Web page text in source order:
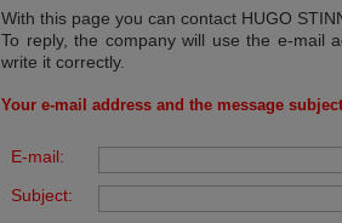
With this page you can contact HUGO
To reply, the company will use the e-mail
write it correctly.
Your e-mail address and the message
E-mail:
Subject: